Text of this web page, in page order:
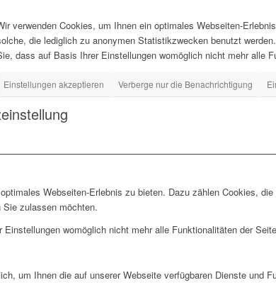
verwenden Cookies, um Ihnen ein optimales Webseiten-
die lediglich zu anonymen Statistikzwecken benutzt
dass auf Basis Ihrer Einstellungen womöglich nicht mehr alle
Einstellungen akzeptieren Verberge nur die Benachrichtigung
Webseiten-Erlebnis zu bieten. Dazu zählen Cookies,
zulassen möchten.
womöglich nicht mehr alle Funktionalitäten der
um Ihnen die auf unserer Webseite verfügbaren Dienste und